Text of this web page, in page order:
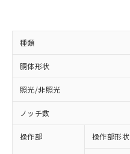
種類
胴体形状
照光/非照光
ノッチ数
操作部 操作部形状